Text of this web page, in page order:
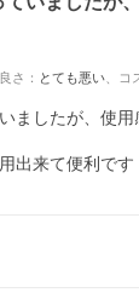
さ ： とても悪い コ
ましたが、使
出来て便利です